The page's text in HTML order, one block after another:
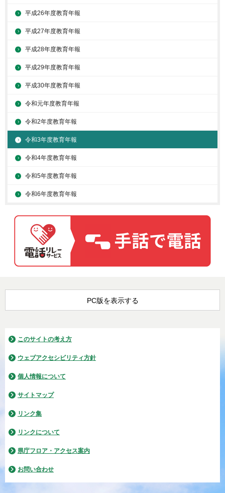
平成26年度教育年報
平成27年度教育年報
平成28年度教育年報
平成29年度教育年報
平成30年度教育年報
令和元年度教育年報
令和2年度教育年報
令和3年度教育年報
令和4年度教育年報
令和5年度教育年報
令和6年度教育年報
PC版を表示する
このサイトの考え方
ウェブアクセシビリティ方針
個人情報について
サイトマップ
リンク集
リンクについて
県庁フロア・アクセス案内
お問い合わせ